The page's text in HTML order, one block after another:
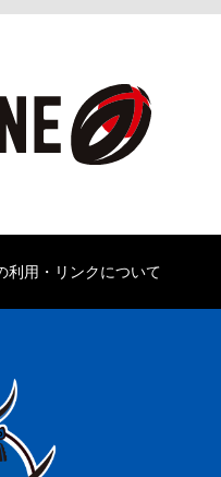
利用・リンクについて